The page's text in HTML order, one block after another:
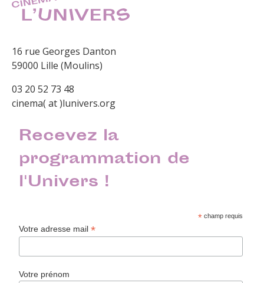
16 rue Georges Danton
59000 Lille (Moulins)
03 20 52 73 48
cinema( at )lunivers.org
Recevez la
programmation de
l'Univers !
* champ requis
Votre adresse mail*
Votre prénom